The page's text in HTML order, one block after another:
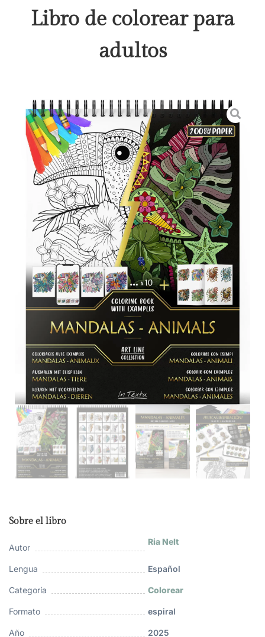
Libro de colorear para
adultos
Sobre el libro
Autor
Ria Nelt
Lengua Español
Categoría Colorear
Formato espiral
Año 2025